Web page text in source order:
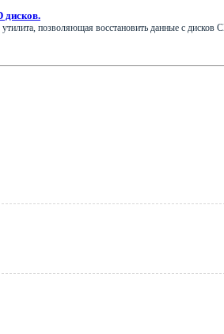
дисков.
позволяющая восстановить данные с